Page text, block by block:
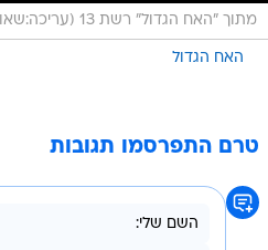
מתוך ״האח הגדול״ רשת 13 (עריכה:שאול אדם)
האח הגדול
טרם התפרסמו תגובות